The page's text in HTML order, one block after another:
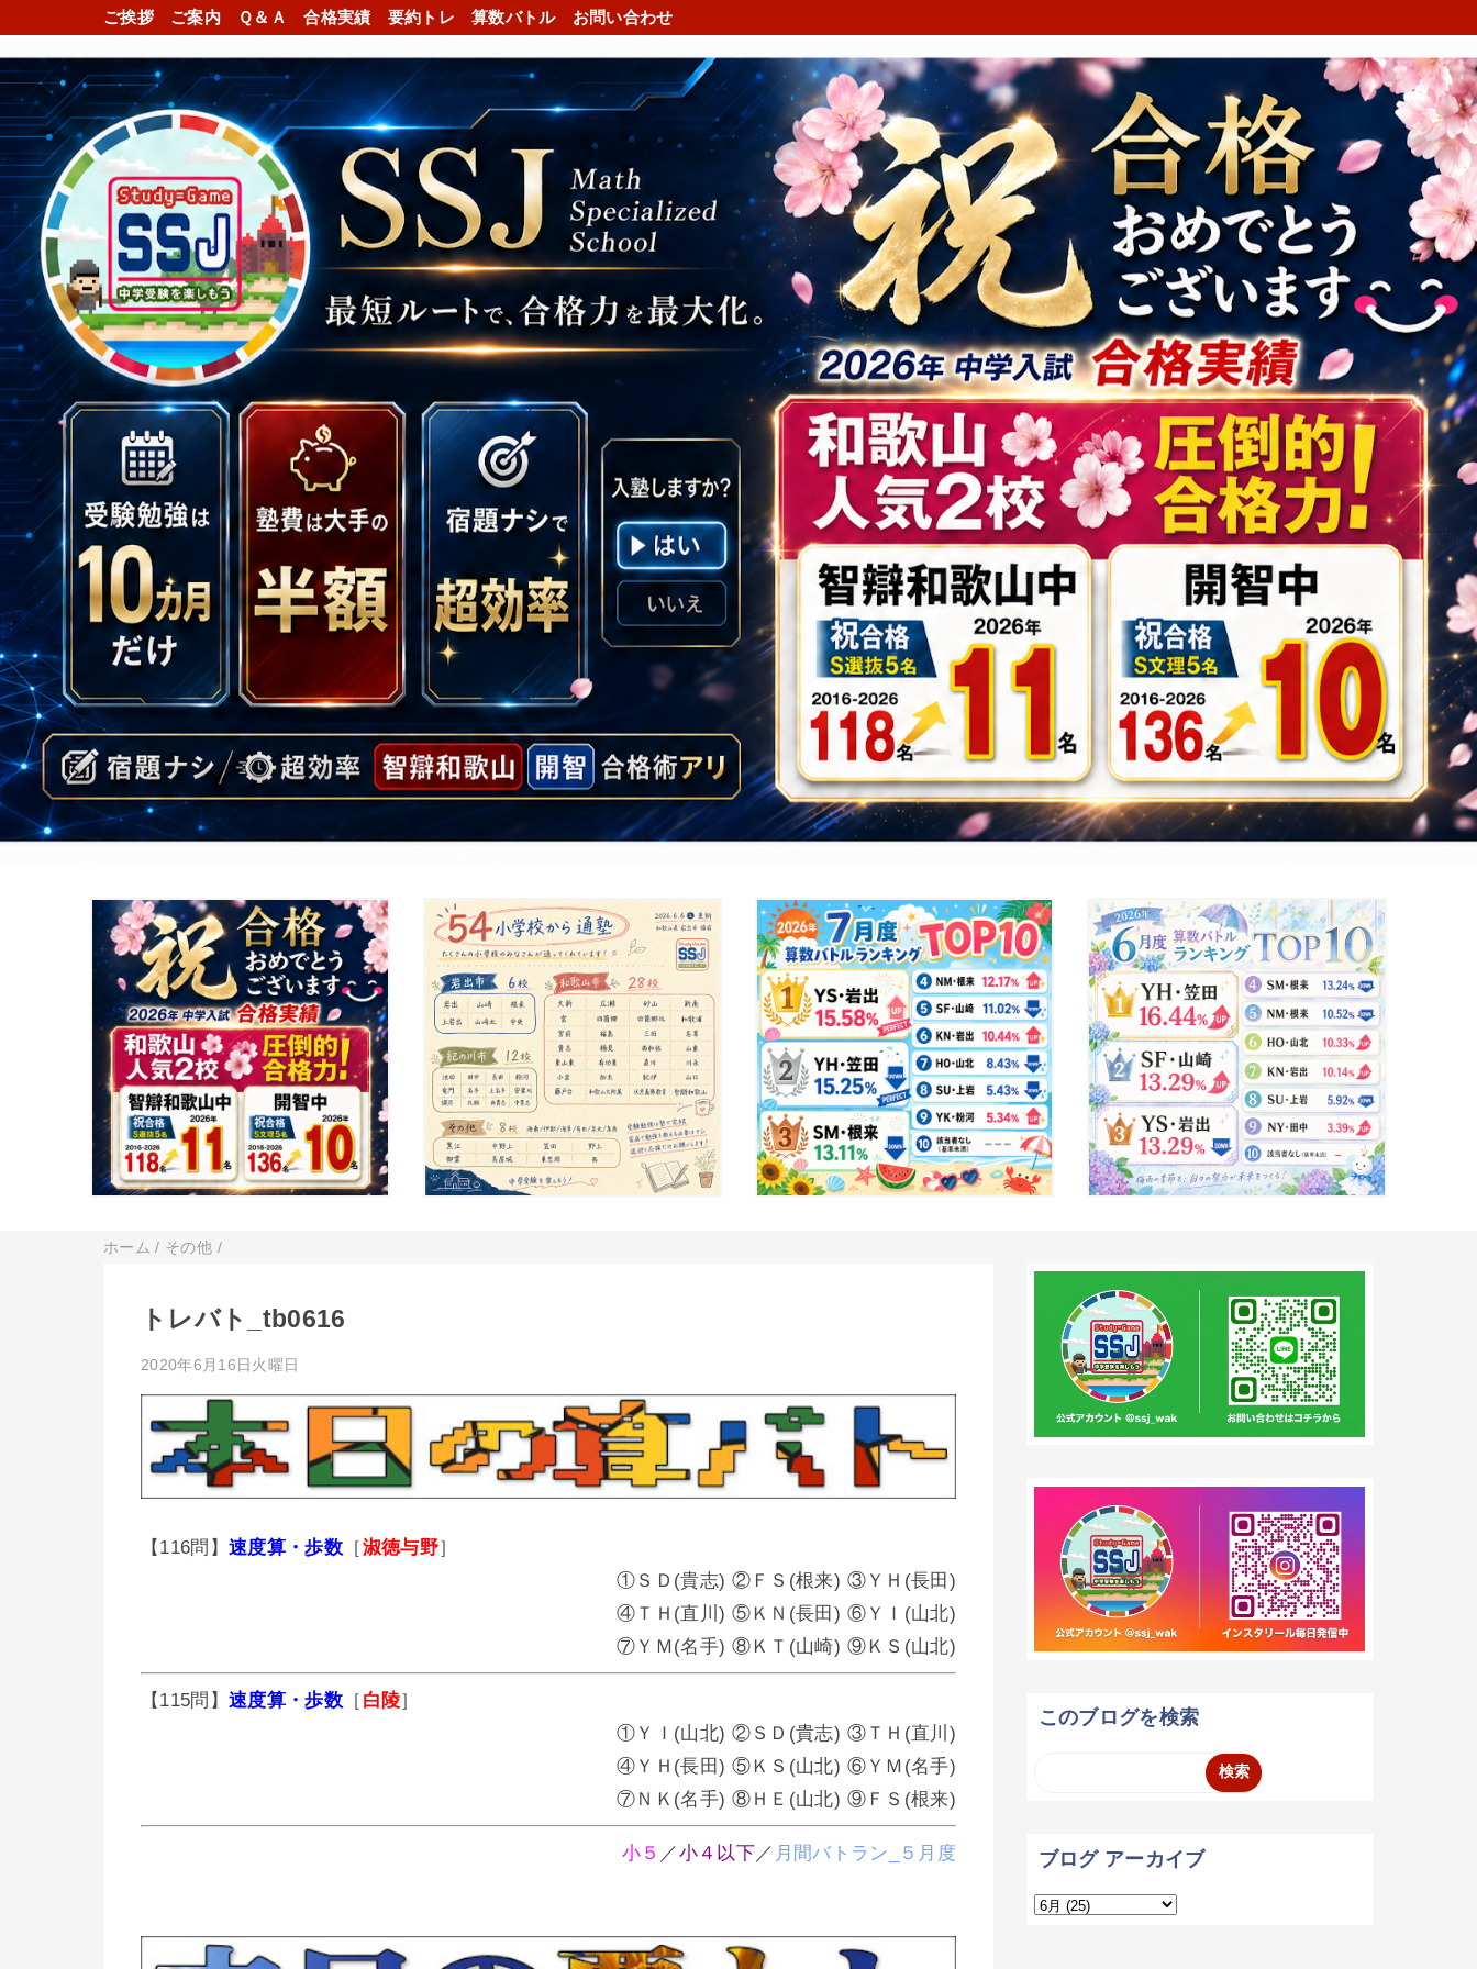
ご挨拶 ご案内 Ｑ＆Ａ 合格実績 要約トレ 算数バトル お問い合わせ
ホーム / その他 /
トレバト_tb0616
2020年6月16日火曜日
【116問】速度算・歩数 ［淑徳与野］
①ＳＤ(貴志) ②ＦＳ(根来) ③ＹＨ(長田)
④ＴＨ(直川) ⑤ＫＮ(長田) ⑥ＹＩ(山北)
⑦ＹＭ(名手) ⑧ＫＴ(山崎) ⑨ＫＳ(山北)
【115問】速度算・歩数 ［ 白陵］
①ＹＩ(山北) ②ＳＤ(貴志) ③ＴＨ(直川)
④ＹＨ(長田) ⑤ＫＳ(山北) ⑥ＹＭ(名手)
⑦ＮＫ(名手) ⑧ＨＥ(山北) ⑨ＦＳ(根来)
小５ ／小４以下 ／ 月間バトラン_５月度
このブログを検索
ブログ アーカイブ